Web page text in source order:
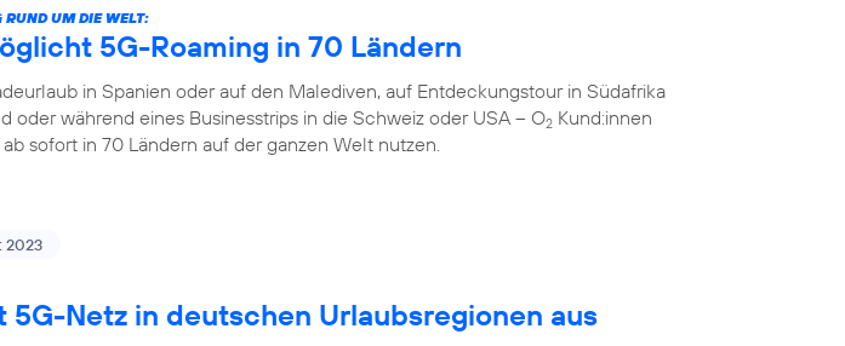
UM DIE WELT:
5G-Roaming in 70 Ländern
in Spanien oder auf den Malediven, auf Entdeckungstour in Südafrika
oder während eines Businesstrips in die Schweiz oder USA – O2 Kund:innen
sofort in 70 Ländern auf der ganzen Welt nutzen.
2023
5G-Netz in deutschen Urlaubsregionen aus